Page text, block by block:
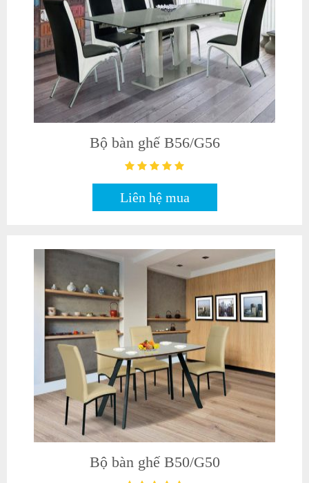
Bộ bàn ghế B56/G56
Liên hệ mua
Bộ bàn ghế B50/G50